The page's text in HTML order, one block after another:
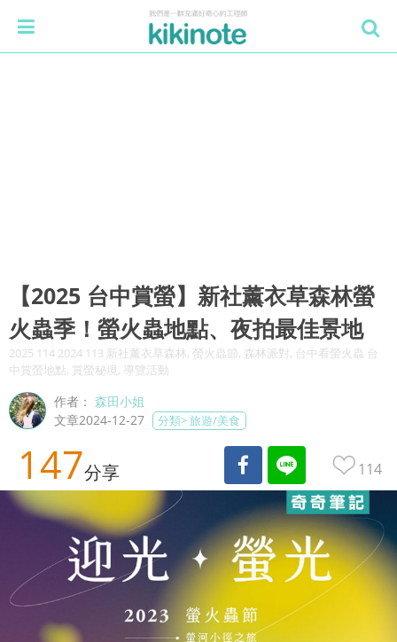
【2025 台中賞螢】新社薰衣草森林螢
火蟲季！螢火蟲地點、夜拍最佳景地
2025 114 2024 113 新社薰衣草森林, 螢火蟲節, 森林派對, 台中看螢火蟲 台
中賞螢地點, 賞螢秘境, 導覽活動
作者：森田小姐
文章2024-12-27
分類>旅遊/美食
147分享 114